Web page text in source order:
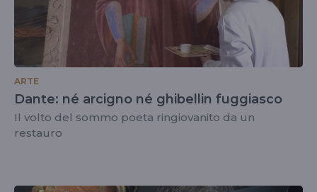
ARTE
Dante: né arcigno né ghibellin fuggiasco
Il volto del sommo poeta ringiovanito da un
restauro